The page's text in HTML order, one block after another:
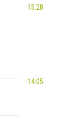
15:28
14:05